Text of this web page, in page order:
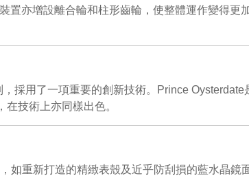
置亦增設離合輪和柱形齒輪，使整體運作變得更
採用了一項重要的創新技術。Prince Oysterdate
技術上亦同樣出色。
重新打造的精緻表殼及近乎防刮損的藍水晶鏡面